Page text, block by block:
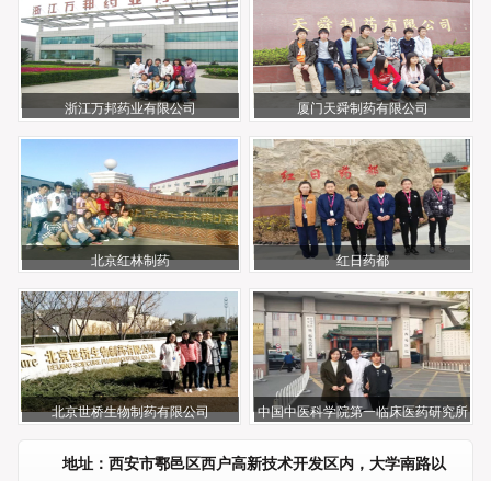
浙江万邦药业有限公司 厦门天舜制药有限公司
北京红林制药 红日药都
北京世桥生物制药有限公司 中国中医科学院第一临床医药研究所
地址：西安市鄠邑区西户高新技术开发区内，大学南路以